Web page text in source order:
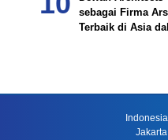
sebagai Firma
Terbaik di Asia